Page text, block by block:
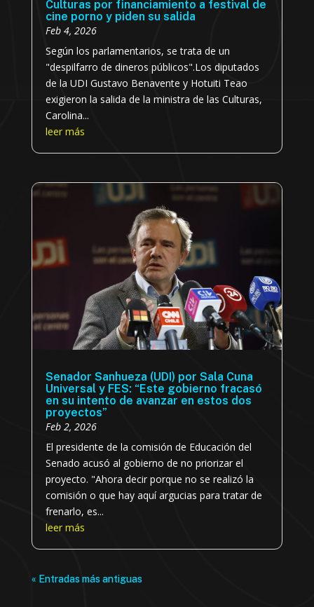
Culturas por financiamiento a festival de
cine porno y piden su salida
Feb 4, 2026
Según los parlamentarios, se trata de un
"despilfarro de dineros públicos".Los diputados
de la UDI Gustavo Benavente y Hotuiti Teao
exigieron la salida de la ministra de las Culturas,
Carolina...
leer más
Senador Sanhueza (UDI) por Sala Cuna
Universal y FES: “Este gobierno fracasó
en su intento de avanzar en estos dos
proyectos”
Feb 2, 2026
El presidente de la comisión de Educación del
Senado acusó al gobierno de no priorizar el
proyecto. "Ahora decir porque no se realizó la
comisión o que hay aquí argucias para tratar de
frenarlo, es...
leer más
« Entradas más antiguas